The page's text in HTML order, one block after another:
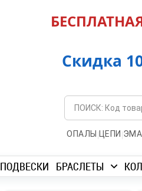
Скидка
ОПАЛЫ | ЦЕПИ |
ПОДВЕСКИ БРАСЛЕТЫ